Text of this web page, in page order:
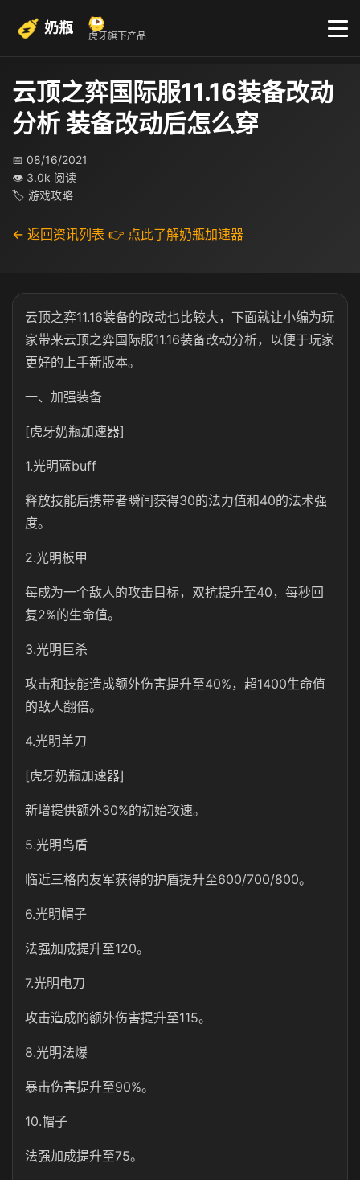
奶瓶 虎牙旗下产品
云顶之弈国际服11.16装备改动
分析 装备改动后怎么穿
📅 08/16/2021
👁 3.0k 阅读
🏷 游戏攻略
← 返回资讯列表 👉 点此了解奶瓶加速器
云顶之弈11.16装备的改动也比较大，下面就让小编为玩
家带来云顶之弈国际服11.16装备改动分析，以便于玩家
更好的上手新版本。
一、加强装备
[虎牙奶瓶加速器]
1.光明蓝buff
释放技能后携带者瞬间获得30的法力值和40的法术强
度。
2.光明板甲
每成为一个敌人的攻击目标，双抗提升至40，每秒回
复2%的生命值。
3.光明巨杀
攻击和技能造成额外伤害提升至40%，超1400生命值
的敌人翻倍。
4.光明羊刀
[虎牙奶瓶加速器]
新增提供额外30%的初始攻速。
5.光明鸟盾
临近三格内友军获得的护盾提升至600/700/800。
6.光明帽子
法强加成提升至120。
7.光明电刀
攻击造成的额外伤害提升至115。
8.光明法爆
暴击伤害提升至90%。
10.帽子
法强加成提升至75。